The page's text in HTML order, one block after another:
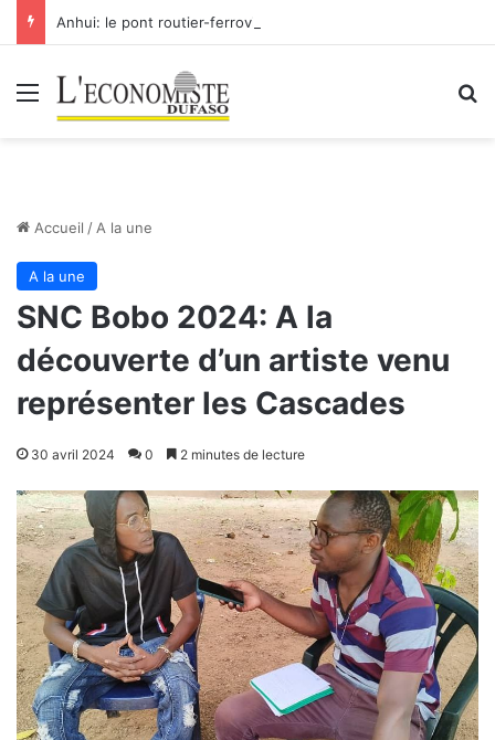
Menu
Accueil / A la une
A la une
SNC Bobo 2024: A la
découverte d’un artiste venu
représenter les Cascades
30 avril 2024 0 2 minutes de lecture